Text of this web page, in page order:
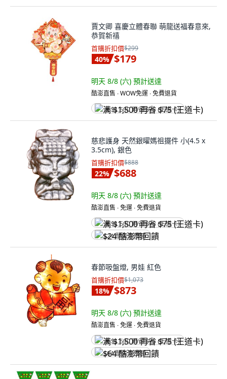
賈文卿 喜慶立體春聯 萌龍送福春意來,
恭賀新禧
首購折扣價$299
40% $179
明天 8/8 (六) 預計送達
酷澎直售 ∙ WOW免運 ∙ 免費退貨
满 $1,500 再省 $75 (王道卡)
慈悲護身 天然銀曜媽祖擺件 小(4.5 x
3.5cm), 銀色
首購折扣價$888
22% $688
明天 8/8 (六) 預計送達
酷澎直售 ∙ 免運 ∙ 免費退貨
满 $1,500 再省 $75 (王道卡)
$24 酷澎幣回饋
春節吸盤燈, 男娃 紅色
首購折扣價$1,073
18% $873
明天 8/8 (六) 預計送達
酷澎直售 ∙ 免運 ∙ 免費退貨
满 $1,500 再省 $75 (王道卡)
$64 酷澎幣回饋